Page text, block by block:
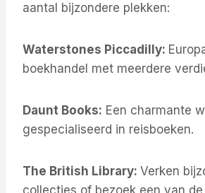
aantal bijzondere plekken:
Waterstones Piccadilly:
boekhandel met meerdere
Daunt Books: Een charmante
gespecialiseerd in reisboeken.
The British Library: Verken